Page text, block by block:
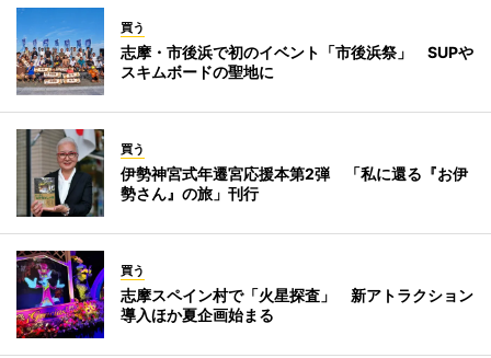
買う
志摩・市後浜で初のイベント「市後浜祭」 SUPや
スキムボードの聖地に
買う
伊勢神宮式年遷宮応援本第2弾 「私に還る『お伊
勢さん』の旅」刊行
買う
志摩スペイン村で「火星探査」 新アトラクション
導入ほか夏企画始まる